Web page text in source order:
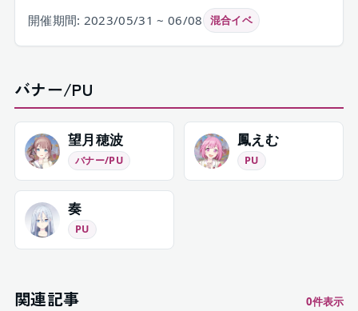
開催期間: 2023/05/31 ~ 06/08 混合イベ
バナー/PU
望月穂波
バナー/PU
鳳えむ
PU
奏
PU
関連記事 0件表示